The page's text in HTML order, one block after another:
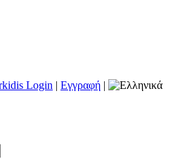
Login | Εγγραφή |